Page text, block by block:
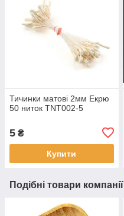
Тичинки матові 2мм Екрю
50 ниток TNT002-5
5 ₴
Купити
Подібні товари компанії